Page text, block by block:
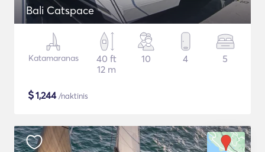
Bali Catspace
Katamaranas
40 ft
12 m
10 4 5
$1,244/naktinis